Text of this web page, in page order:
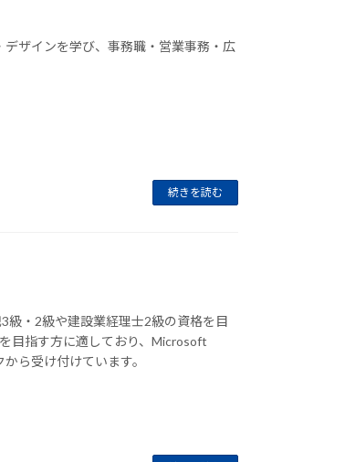
ザインを学び、事務職・営業事務・広
続きを読む
級・2級や建設業経理士2級の資格を目
目指す方に適しており、Microsoft
ら受け付けています。